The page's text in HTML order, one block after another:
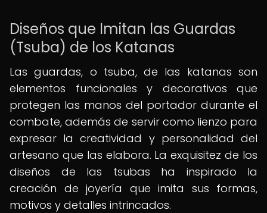
Diseños que Imitan las Guardas
(Tsuba) de los Katanas
Las guardas, o tsuba, de las katanas son
elementos funcionales y decorativos que
protegen las manos del portador durante el
combate, además de servir como lienzo para
expresar la creatividad y personalidad del
artesano que las elabora. La exquisitez de los
diseños de las tsubas ha inspirado la
creación de joyería que imita sus formas,
motivos y detalles intrincados.